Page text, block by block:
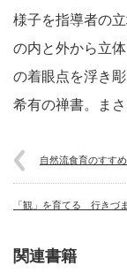
様子を指導者の
の内と外から立
の着眼点を浮き
希有の禅書。ま
自然流食育のすす
「観」を育てる 行きづ
関連書籍